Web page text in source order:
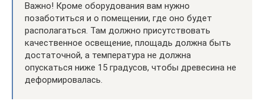
Важно! Кроме оборудования вам нужно
позаботиться и о помещении, где оно будет
располагаться. Там должно присутствовать
качественное освещение, площадь должна быть
достаточной, а температура не должна
опускаться ниже 15 градусов, чтобы древесина не
деформировалась.